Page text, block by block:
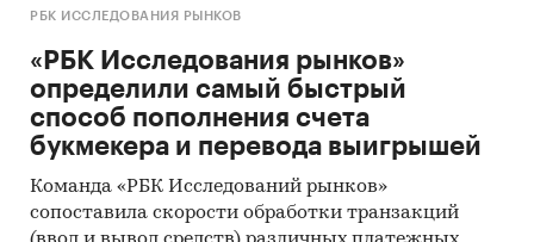
РБК ИССЛЕДОВАНИЯ РЫНКОВ
«РБК Исследования рынков»
определили самый быстрый
способ пополнения счета
букмекера и перевода выигрышей
Команда «РБК Исследований рынков»
сопоставила скорости обработки транзакций